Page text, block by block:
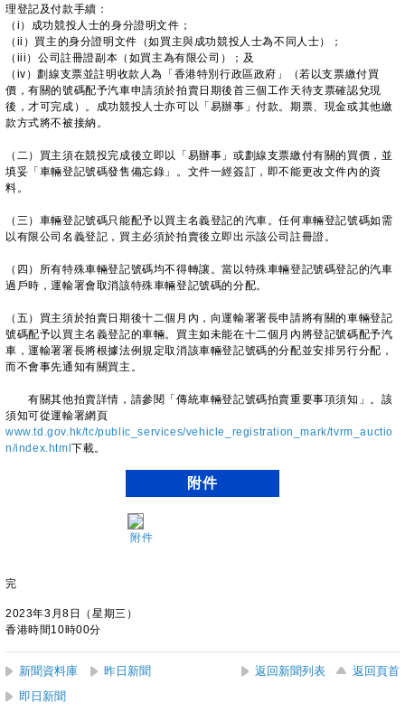
理登記及付款手續：
（i）成功競投人士的身分證明文件；
（ii）買主的身分證明文件（如買主與成功競投人士為不同人士）；
（iii）公司註冊證副本（如買主為有限公司）；及
（iv）劃線支票並註明收款人為「香港特別行政區政府」（若以支票繳付買
價，有關的號碼配予汽車申請須於拍賣日期後首三個工作天待支票確認兌現
後，才可完成）。成功競投人士亦可以「易辦事」付款。期票、現金或其他繳
款方式將不被接納。
（二）買主須在競投完成後立即以「易辦事」或劃線支票繳付有關的買價，並
填妥「車輛登記號碼發售備忘錄」。文件一經簽訂，即不能更改文件內的資
料。
（三）車輛登記號碼只能配予以買主名義登記的汽車。任何車輛登記號碼如需
以有限公司名義登記，買主必須於拍賣後立即出示該公司註冊證。
（四）所有特殊車輛登記號碼均不得轉讓。當以特殊車輛登記號碼登記的汽車
過戶時，運輸署會取消該特殊車輛登記號碼的分配。
（五）買主須於拍賣日期後十二個月內，向運輸署署長申請將有關的車輛登記
號碼配予以買主名義登記的車輛。買主如未能在十二個月內將登記號碼配予汽
車，運輸署署長將根據法例規定取消該車輛登記號碼的分配並安排另行分配，
而不會事先通知有關買主。
有關其他拍賣詳情，請參閱「傳統車輛登記號碼拍賣重要事項須知」。該
須知可從運輸署網頁
www.td.gov.hk/tc/public_services/vehicle_registration_mark/tvrm_auctio
n/index.html下載。
附件
附件
完
2023年3月8日（星期三）
香港時間10時00分
新聞資料庫 昨日新聞 返回新聞列表
返回頁首
即日新聞